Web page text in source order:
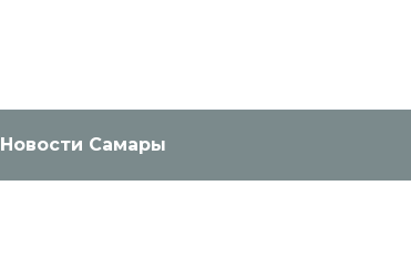
Новости Самары